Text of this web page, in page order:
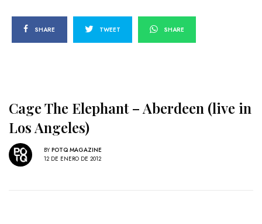
SHARE TWEET SHARE
Cage The Elephant – Aberdeen (live in
Los Angeles)
BY POTQ MAGAZINE
12 DE ENERO DE 2012